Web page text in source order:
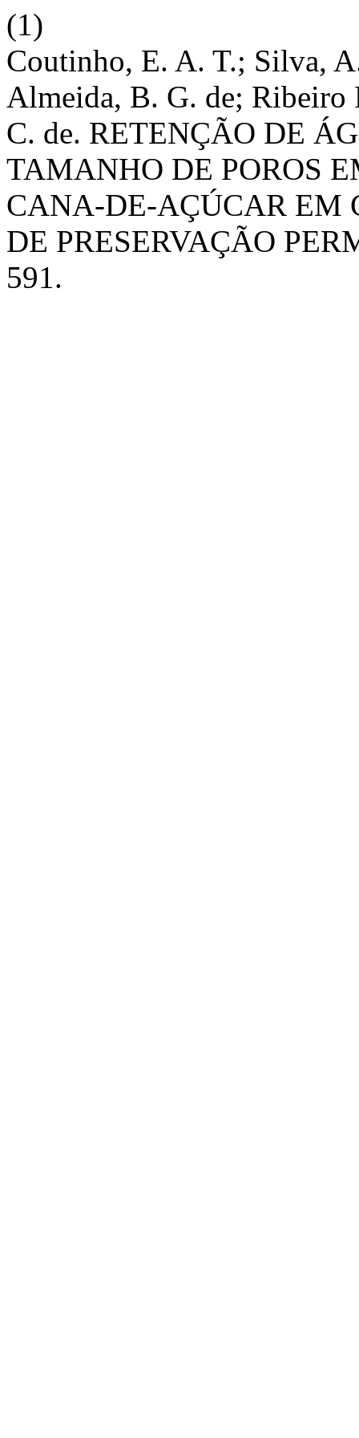
(1)
Coutinho, E. A. T.; Silva,
Almeida, B. G. de;
C. de. RETENÇÃO DE
TAMANHO DE POROS
CANA-DE-AÇÚCAR EM
DE PRESERVAÇÃO
591.